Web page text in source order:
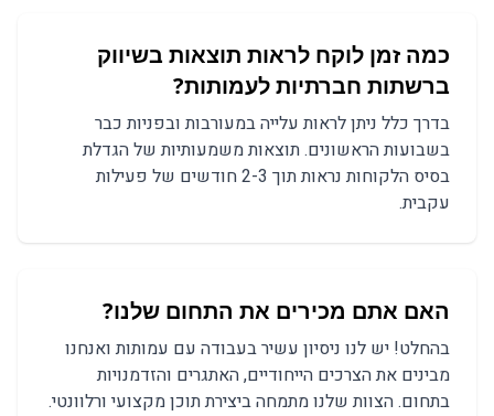
כמה זמן לוקח לראות תוצאות בשיווק
ברשתות חברתיות לעמותות?
בדרך כלל ניתן לראות עלייה במעורבות ובפניות כבר
בשבועות הראשונים. תוצאות משמעותיות של הגדלת
בסיס הלקוחות נראות תוך 2-3 חודשים של פעילות
עקבית.
האם אתם מכירים את התחום שלנו?
בהחלט! יש לנו ניסיון עשיר בעבודה עם עמותות ואנחנו
מבינים את הצרכים הייחודיים, האתגרים והזדמנויות
בתחום. הצוות שלנו מתמחה ביצירת תוכן מקצועי ורלוונטי.